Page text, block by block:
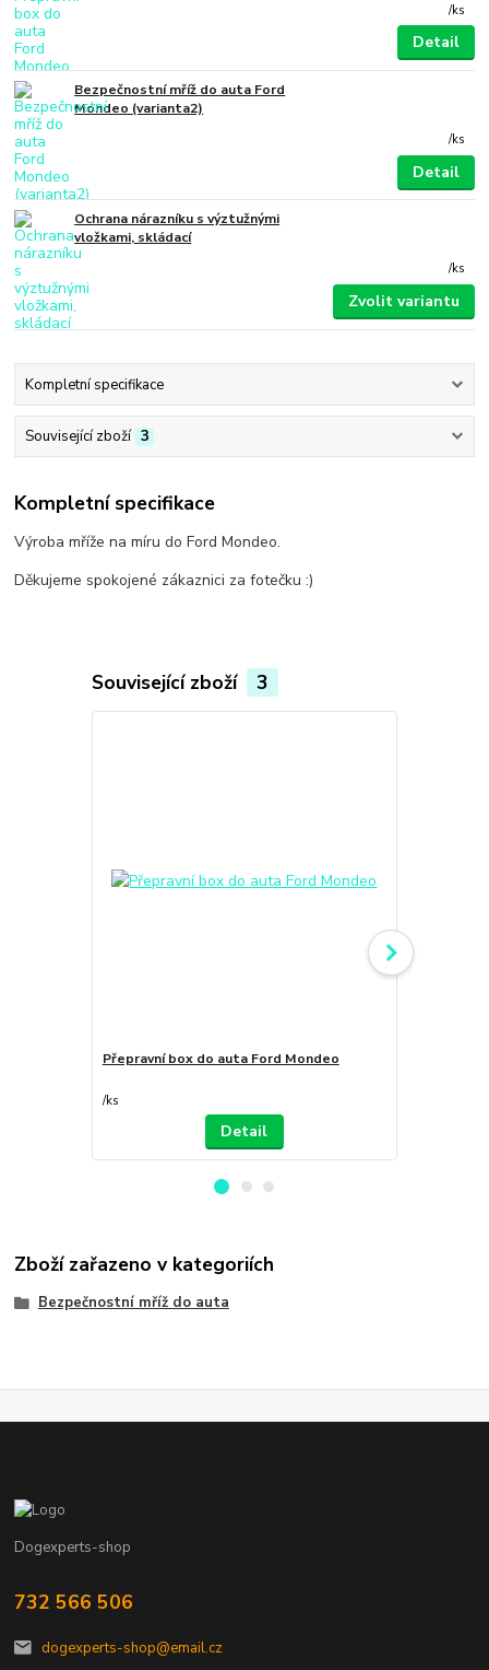
/ks
Detail
Bezpečnostní mříž do auta Ford
Mondeo (varianta2)
/ks
Detail
Ochrana nárazníku s výztužnými
vložkami, skládací
/ks
Zvolit variantu
Kompletní specifikace
Související zboží 3
Kompletní specifikace
Výroba mříže na míru do Ford Mondeo.
Děkujeme spokojené zákaznici za fotečku :)
Související zboží 3
Přepravní box do auta Ford Mondeo
/ks
Detail
Zboží zařazeno v kategoriích
Bezpečnostní mříž do auta
Dogexperts-shop
732 566 506
dogexperts-shop@email.cz